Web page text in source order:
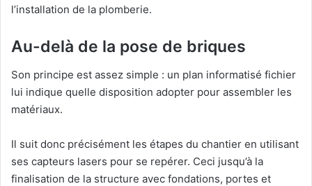
l’installation de la plomberie.
Au-delà de la pose de briques
Son principe est assez simple : un plan informatisé fichier
lui indique quelle disposition adopter pour assembler les
matériaux.
Il suit donc précisément les étapes du chantier en utilisant
ses capteurs lasers pour se repérer. Ceci jusqu’à la
finalisation de la structure avec fondations, portes et